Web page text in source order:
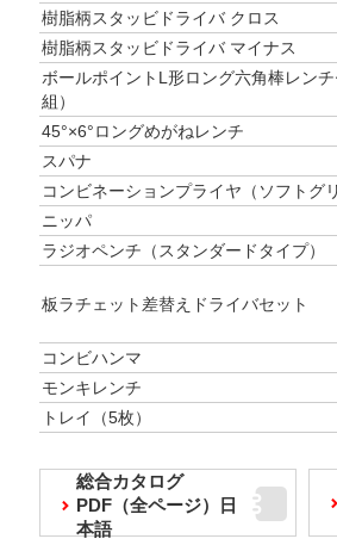
樹脂柄スタッビドライバ クロス
樹脂柄スタッビドライバ マイナス
ボールポイントL形ロング六角棒レン
組）
45°×6°ロングめがねレンチ
スパナ
コンビネーションプライヤ（ソフトグ
ニッパ
ラジオペンチ（スタンダードタイプ）
板ラチェット差替えドライバセット
コンビハンマ
モンキレンチ
トレイ（5枚）
総合カタログ
PDF（全ページ）日
本語